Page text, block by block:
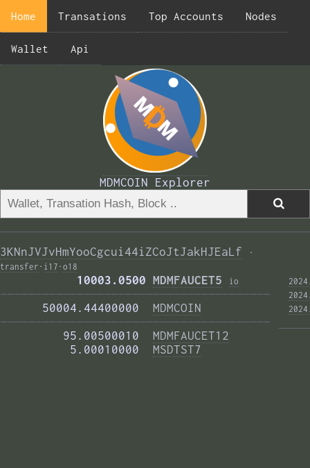
Home Transations Top Accounts Nodes
Wallet Api
MDMCOIN Explorer
3KNnJVJvHmYooCgcui44iZCoJtJakHJEaLf
·
transfer · i17 · o18
           10003.0500
MDMFAUCET5 io
———————————————————————————————————————
      50004.44400000
MDMCOIN
———————————————————————————————————————
         95.00500010
MDMFAUCET12
          5.00010000
MSDTST7